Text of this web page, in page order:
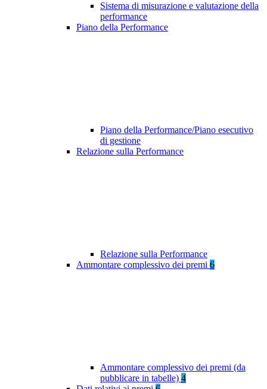
Sistema di misurazione e valutazione della
performance
Piano della Performance
Piano della Performance/Piano esecutivo
di gestione
Relazione sulla Performance
Relazione sulla Performance
Ammontare complessivo dei premi 6
Ammontare complessivo dei premi (da
pubblicare in tabelle) 4